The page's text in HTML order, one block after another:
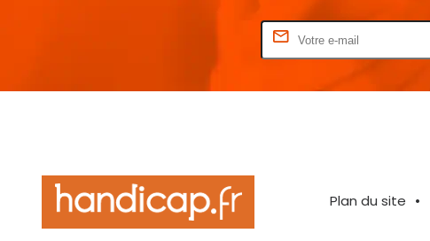
Plan du site